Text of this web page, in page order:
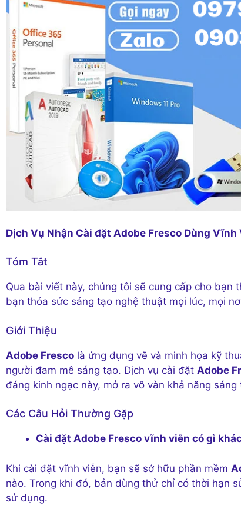
Dịch Vụ Nhận Cài đặt Adobe Fresco Dùng Vĩnh
Tóm Tắt
Qua bài viết này, chúng tôi sẽ cung cấp cho bạn
bạn thỏa sức sáng tạo nghệ thuật mọi lúc, mọi
Giới Thiệu
Adobe Fresco là ứng dụng vẽ và minh họa kỹ
người đam mê sáng tạo. Dịch vụ cài đặt Adobe
đáng kinh ngạc này, mở ra vô vàn khả năng
Các Câu Hỏi Thường Gặp
Cài đặt Adobe Fresco vĩnh viễn có gì
Khi cài đặt vĩnh viễn, bạn sẽ sở hữu phần mềm
nào. Trong khi đó, bản dùng thử chỉ có thời hạn
sử dụng.